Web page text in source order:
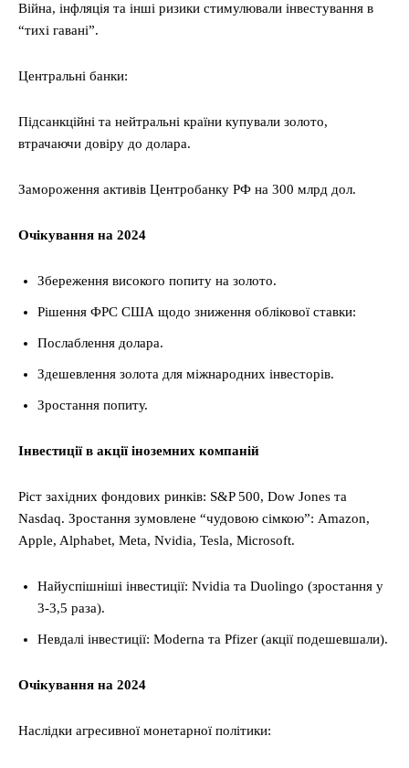
Війна, інфляція та інші ризики стимулювали інвестування в
“тихі гавані”.
Центральні банки:
Підсанкційні та нейтральні країни купували золото,
втрачаючи довіру до долара.
Замороження активів Центробанку РФ на 300 млрд дол.
Очікування на 2024
Збереження високого попиту на золото.
Рішення ФРС США щодо зниження облікової ставки:
Послаблення долара.
Здешевлення золота для міжнародних інвесторів.
Зростання попиту.
Інвестиції в акції іноземних компаній
Ріст західних фондових ринків: S&P 500, Dow Jones та
Nasdaq. Зростання зумовлене “чудовою сімкою”: Amazon,
Apple, Alphabet, Meta, Nvidia, Tesla, Microsoft.
Найуспішніші інвестиції: Nvidia та Duolingo (зростання у
3-3,5 раза).
Невдалі інвестиції: Moderna та Pfizer (акції подешевшали).
Очікування на 2024
Наслідки агресивної монетарної політики: